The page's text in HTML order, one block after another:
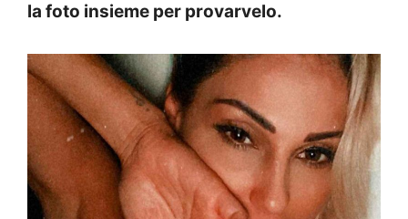
la foto insieme per provarvelo.